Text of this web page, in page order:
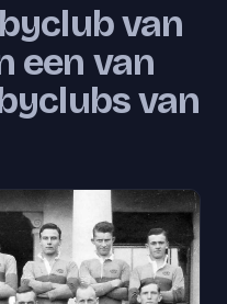
van
een van
van